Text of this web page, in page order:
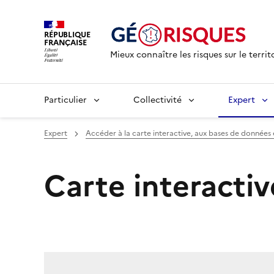
RÉPUBLIQUE
FRANÇAISE
Mieux connaître les risques sur le
Particulier Collectivité Expert
Expert Accéder à la carte interactive, aux bases de données
Carte